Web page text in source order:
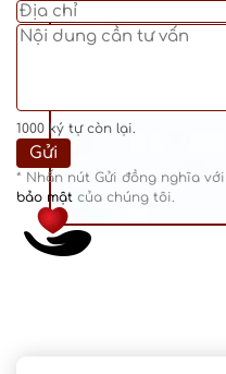
1000 ký tự còn lại.
* Nhấn nút Gửi đồng nghĩa
bảo mật của chúng tôi.